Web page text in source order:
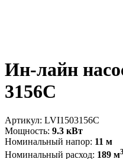
Ин-лайн
3156C
Артикул: LVI1503156C
Мощность: 9.3 кВт
Номинальный напор: 11 м
Номинальный расход: 189 м3